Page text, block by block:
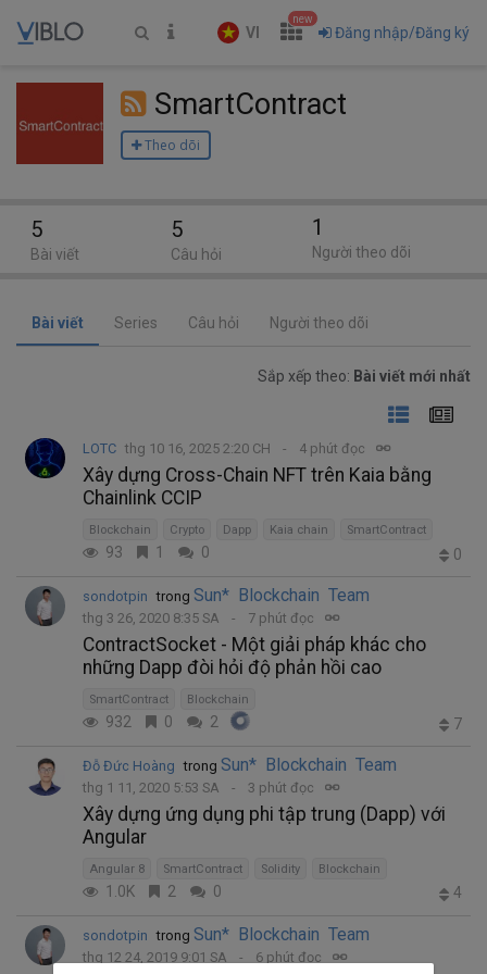
VI
new
Đăng nhập/Đăng ký
SmartContract
Theo dõi
Bài viết Series Câu hỏi Người theo dõi
Sắp xếp theo: Bài viết mới nhất
LOTC thg 10 16, 2025 2:20 CH 4 phút đọc
Xây dựng Cross-Chain NFT trên Kaia bằng
Chainlink CCIP
Blockchain Crypto Dapp Kaia chain SmartContract
93 1 0 0
sondotpin trong Sun* Blockchain Team
thg 3 26, 2020 8:35 SA 7 phút đọc
ContractSocket - Một giải pháp khác cho
những Dapp đòi hỏi độ phản hồi cao
SmartContract Blockchain
932 0 2 7
Đỗ Đức Hoàng trong Sun* Blockchain Team
thg 1 11, 2020 5:53 SA 3 phút đọc
Xây dựng ứng dụng phi tập trung (Dapp) với
Angular
Angular 8 SmartContract Solidity Blockchain
1.0K 2 0 4
sondotpin trong Sun* Blockchain Team
thg 12 24, 2019 9:01 SA 6 phút đọc
5
Bài viết
5
Câu hỏi
1
Người theo dõi